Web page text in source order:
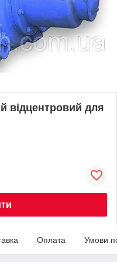
відцентровий для
Оплата Умови